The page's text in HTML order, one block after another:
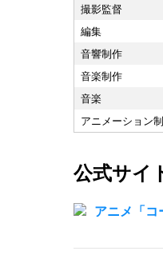
撮影監督
編集
音響制作
音楽制作
音楽
アニメーション
公式サイ
アニメ「コ